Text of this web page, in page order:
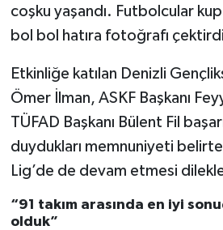
coşku yaşandı. Futbolcular
bol bol hatıra fotoğrafı
Etkinliğe katılan Denizli
Ömer İlman, ASKF Başkanı
TÜFAD Başkanı Bülent Fil
duydukları memnuniyeti
Lig’de de devam etmesi
“91 takım arasında en iyi
olduk”